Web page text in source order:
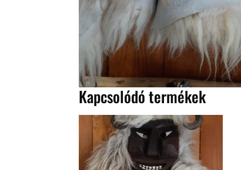
Kapcsolódó termékek